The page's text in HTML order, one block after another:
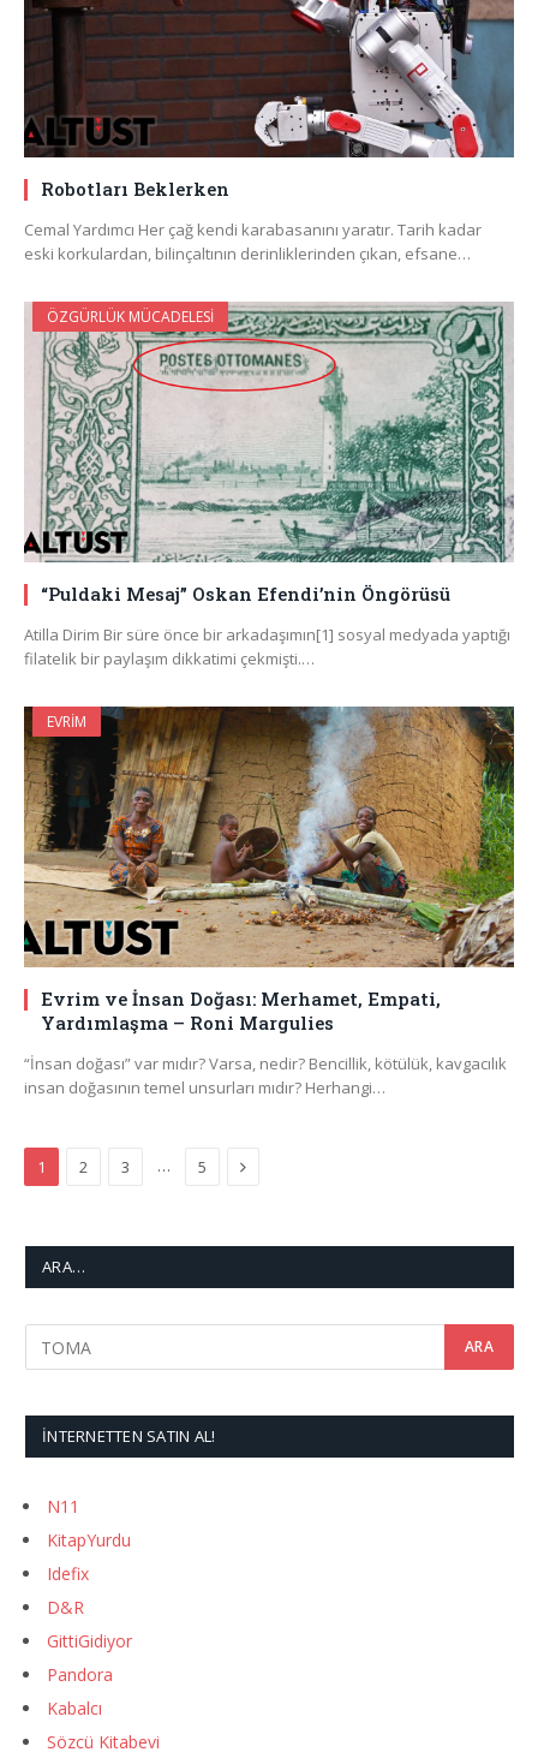
Robotları Beklerken
Cemal Yardımcı Her çağ kendi karabasanını yaratır. Tarih kadar
eski korkulardan, bilinçaltının derinliklerinden çıkan, efsane…
ÖZGÜRLÜK MÜCADELESI
“Puldaki Mesaj” Oskan Efendi’nin Öngörüsü
Atilla Dirim Bir süre önce bir arkadaşımın[1] sosyal medyada yaptığı
filatelik bir paylaşım dikkatimi çekmişti.…
EVRIM
Evrim ve İnsan Doğası: Merhamet, Empati,
Yardımlaşma – Roni Margulies
“İnsan doğası” var mıdır? Varsa, nedir? Bencillik, kötülük, kavgacılık
insan doğasının temel unsurları mıdır? Herhangi…
1 2 3 … 5 Next
ARA…
İNTERNETTEN SATIN AL!
N11
KitapYurdu
Idefix
D&R
GittiGidiyor
Pandora
Kabalcı
Sözcü Kitabevi